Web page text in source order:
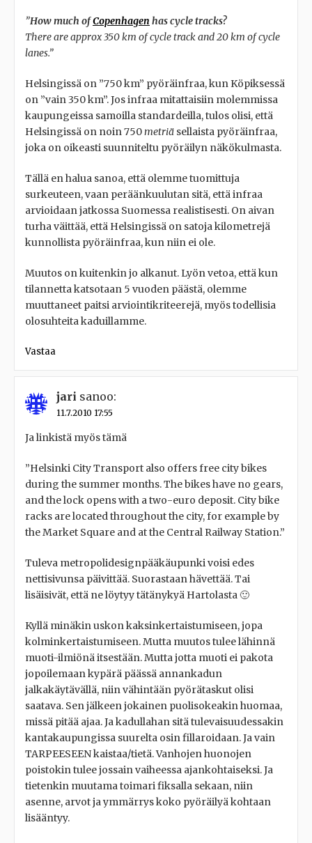
”How much ofCopenhagen has cycle tracks?
There are approx 350 km of cycle track and 20 km of cycle
lanes.”
Helsingissä on ”750 km” pyöräinfraa, kun Köpiksessä
on ”vain 350 km”. Jos infraa mitattaisiin molemmissa
kaupungeissa samoilla standardeilla, tulos olisi, että
Helsingissä on noin 750metriä sellaista pyöräinfraa,
joka on oikeasti suunniteltu pyöräilyn näkökulmasta.
Tällä en halua sanoa, että olemme tuomittuja
surkeuteen, vaan peräänkuulutan sitä, että infraa
arvioidaan jatkossa Suomessa realistisesti. On aivan
turha väittää, että Helsingissä on satoja kilometrejä
kunnollista pyöräinfraa, kun niin ei ole.
Muutos on kuitenkin jo alkanut. Lyön vetoa, että kun
tilannetta katsotaan 5 vuoden päästä, olemme
muuttaneet paitsi arviointikriteerejä, myös todellisia
olosuhteita kaduillamme.
Vastaa
jari sanoo:
11.7.2010 17:55
Ja linkistä myös tämä
”Helsinki City Transport also offers free city bikes
during the summer months. The bikes have no gears,
and the lock opens with a two-euro deposit. City bike
racks are located throughout the city, for example by
the Market Square and at the Central Railway Station.”
Tuleva metropolidesignpääkäupunki voisi edes
nettisivunsa päivittää. Suorastaan hävettää. Tai
lisäisivät, että ne löytyy tätänykyä Hartolasta 🙂
Kyllä minäkin uskon kaksinkertaistumiseen, jopa
kolminkertaistumiseen. Mutta muutos tulee lähinnä
muoti-ilmiönä itsestään. Mutta jotta muoti ei pakota
jopoilemaan kypärä päässä annankadun
jalkakäytävällä, niin vähintään pyörätaskut olisi
saatava. Sen jälkeen jokainen puolisokeakin huomaa,
missä pitää ajaa. Ja kadullahan sitä tulevaisuudessakin
kantakaupungissa suurelta osin fillaroidaan. Ja vain
TARPEESEEN kaistaa/tietä. Vanhojen huonojen
poistokin tulee jossain vaiheessa ajankohtaiseksi. Ja
tietenkin muutama toimari fiksalla sekaan, niin
asenne, arvot ja ymmärrys koko pyöräilyä kohtaan
lisääntyy.